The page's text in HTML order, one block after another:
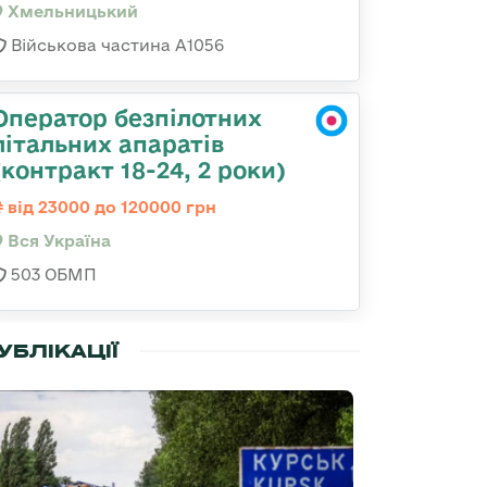
Хмельницький
Військова частина А1056
безпілотних
апаратів
18-24, 2 роки)
від 23000 до 120000 грн
Вся Україна
503 ОБМП